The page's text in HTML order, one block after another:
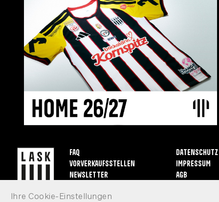
FAQ
Vorverkaufsstellen
Newsletter
Datenschutz
Impressum
AGB
Ihre Cookie-Einstellungen